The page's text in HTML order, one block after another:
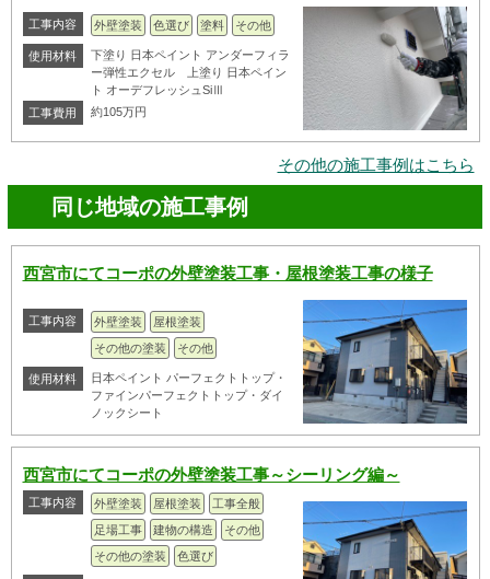
工事内容 外壁塗装 色選び 塗料 その他
使用材料
下塗り 日本ペイント アンダーフィラ
ー弾性エクセル 上塗り 日本ペイン
ト オーデフレッシュSiⅢ
工事費用
約105万円
その他の施工事例はこちら
同じ地域の施工事例
西宮市にてコーポの外壁塗装工事・屋根塗装工事の様子
工事内容 外壁塗装
屋根塗装
その他の塗装
その他
使用材料
日本ペイント パーフェクトトップ・
ファインパーフェクトトップ・ダイ
ノックシート
西宮市にてコーポの外壁塗装工事～シーリング編～
工事内容 外壁塗装 屋根塗装
工事全般
足場工事
建物の構造
その他
その他の塗装
色選び